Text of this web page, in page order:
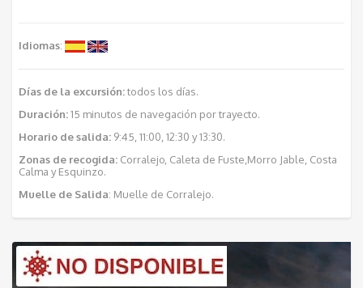
Idiomas:
Días de la excursión:todos los días.
Duración:15 minutos de navegación por trayecto.
Horario de salida: 9:45, 11:00, 12:30 y 13:30.
Zonas de recogida: Corralejo, Caleta de Fuste,Morro Jable, Costa
Calma y Esquinzo.
Muelle de Salida: Muelle de Corralejo.